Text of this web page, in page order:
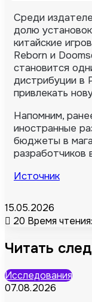
Среди
долю
китайские
Reborn и
становится
дистрибуции в
привлекать
Напомним,
иностранные
бюджеты в
разработчиков
Источник
15.05.2026
20 Время
Читать
Исследования
07.08.2026